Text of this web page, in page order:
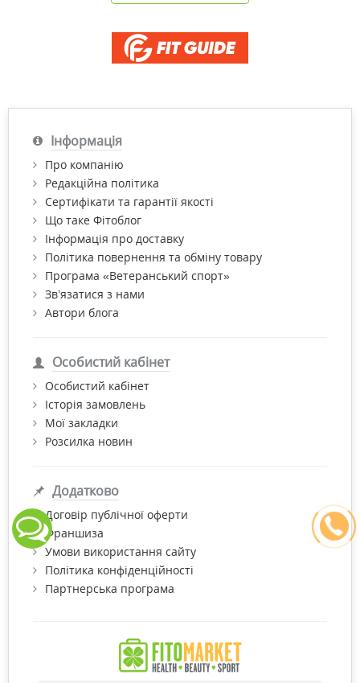
Інформація
Про компанію
Редакційна політика
Сертифікати та гарантії якості
Що таке Фітоблог
Інформація про доставку
Політика повернення та обміну товару
Програма «Ветеранський спорт»
Зв’язатися з нами
Автори блога
Особистий кабінет
Особистий кабінет
Історія замовлень
Мої закладки
Розсилка новин
Додатково
Договір публічної оферти
Франшиза
Умови використання сайту
Політика конфіденційності
Партнерська програма